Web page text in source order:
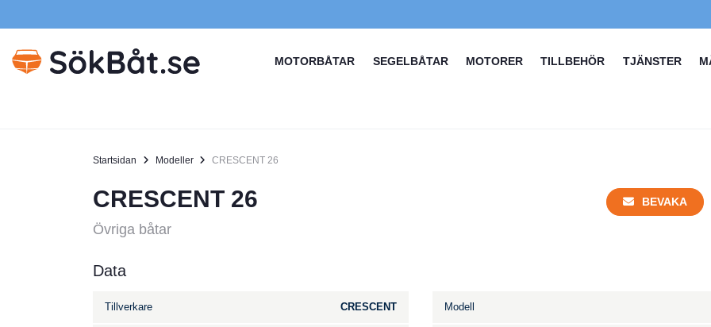
MOTORBÅTAR SEGELBÅTAR MOTORER TILLBEHÖR TJÄNSTER
Startsidan Modeller CRESCENT 26
CRESCENT 26
Övriga båtar
BEVAKA
Data
Tillverkare CRESCENT Modell